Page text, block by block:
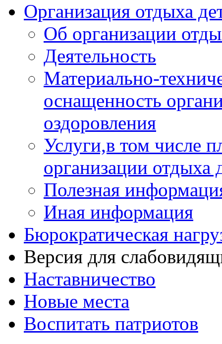
Организация отдыха
Об организации
Деятельность
Материально-
оснащенность
оздоровления
Услуги,в том числе
организации отдыха
Полезная
Иная информация
Бюрократическая
Версия для
Наставничество
Новые места
Воспитать патриотов